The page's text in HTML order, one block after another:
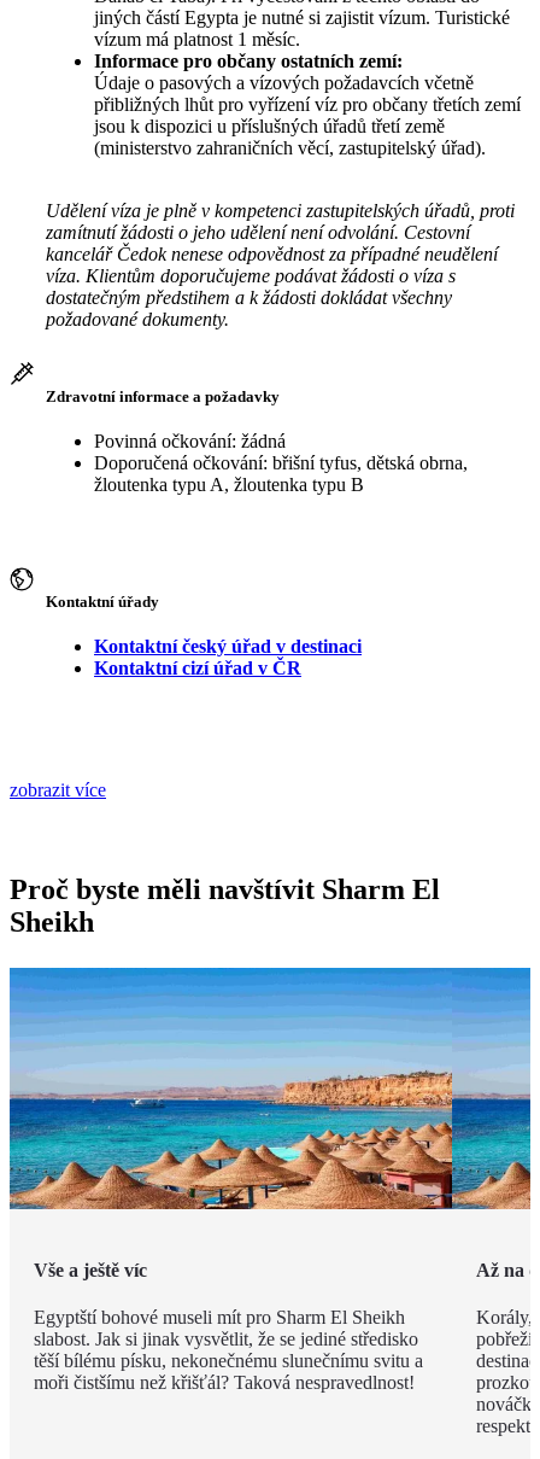
jiných částí Egypta je nutné si zajistit vízum. Turistické
vízum má platnost 1 měsíc.
Informace pro občany ostatních zemí:
Údaje o pasových a vízových požadavcích včetně
přibližných lhůt pro vyřízení víz pro občany třetích zemí
jsou k dispozici u příslušných úřadů třetí země
(ministerstvo zahraničních věcí, zastupitelský úřad).
Udělení víza je plně v kompetenci zastupitelských úřadů, proti
zamítnutí žádosti o jeho udělení není odvolání. Cestovní
kancelář Čedok nenese odpovědnost za případné neudělení
víza. Klientům doporučujeme podávat žádosti o víza s
dostatečným předstihem a k žádosti dokládat všechny
požadované dokumenty.
Zdravotní informace a požadavky
Povinná očkování: žádná
Doporučená očkování: břišní tyfus, dětská obrna,
žloutenka typu A, žloutenka typu B
Kontaktní úřady
Kontaktní český úřad v destinaci
Kontaktní cizí úřad v ČR
zobrazit více
Proč byste měli navštívit Sharm El
Sheikh
Vše a ještě víc
Egyptští bohové museli mít pro Sharm El Sheikh
slabost. Jak si jinak vysvětlit, že se jediné středisko
těší bílému písku, nekonečnému slunečnímu svitu a
moři čistšímu než křišťál? Taková nespravedlnost!
Až na
Korály,